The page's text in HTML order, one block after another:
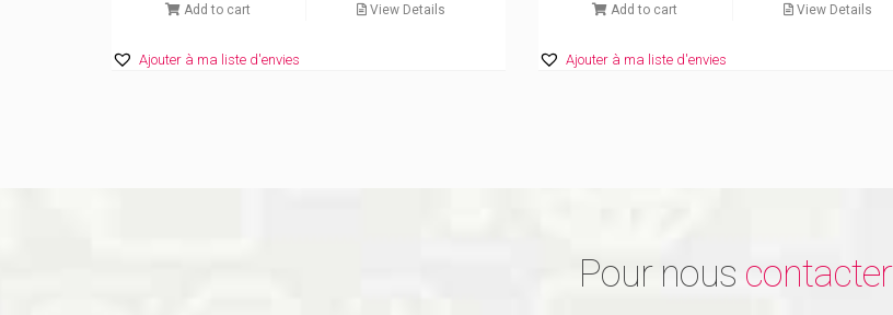
Add to cart View Details
Ajouter à ma liste d'envies
Add to cart View Details
Ajouter à ma liste d'envies
Pour nous contacter